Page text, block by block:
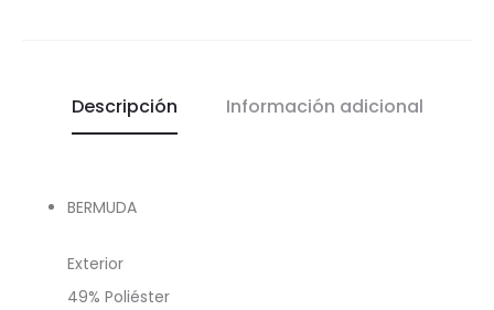
Descripción Información adicional
BERMUDA
Exterior
49% Poliéster